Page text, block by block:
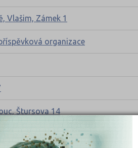
Vlašim, Zámek 1
organizace
Štursova 14